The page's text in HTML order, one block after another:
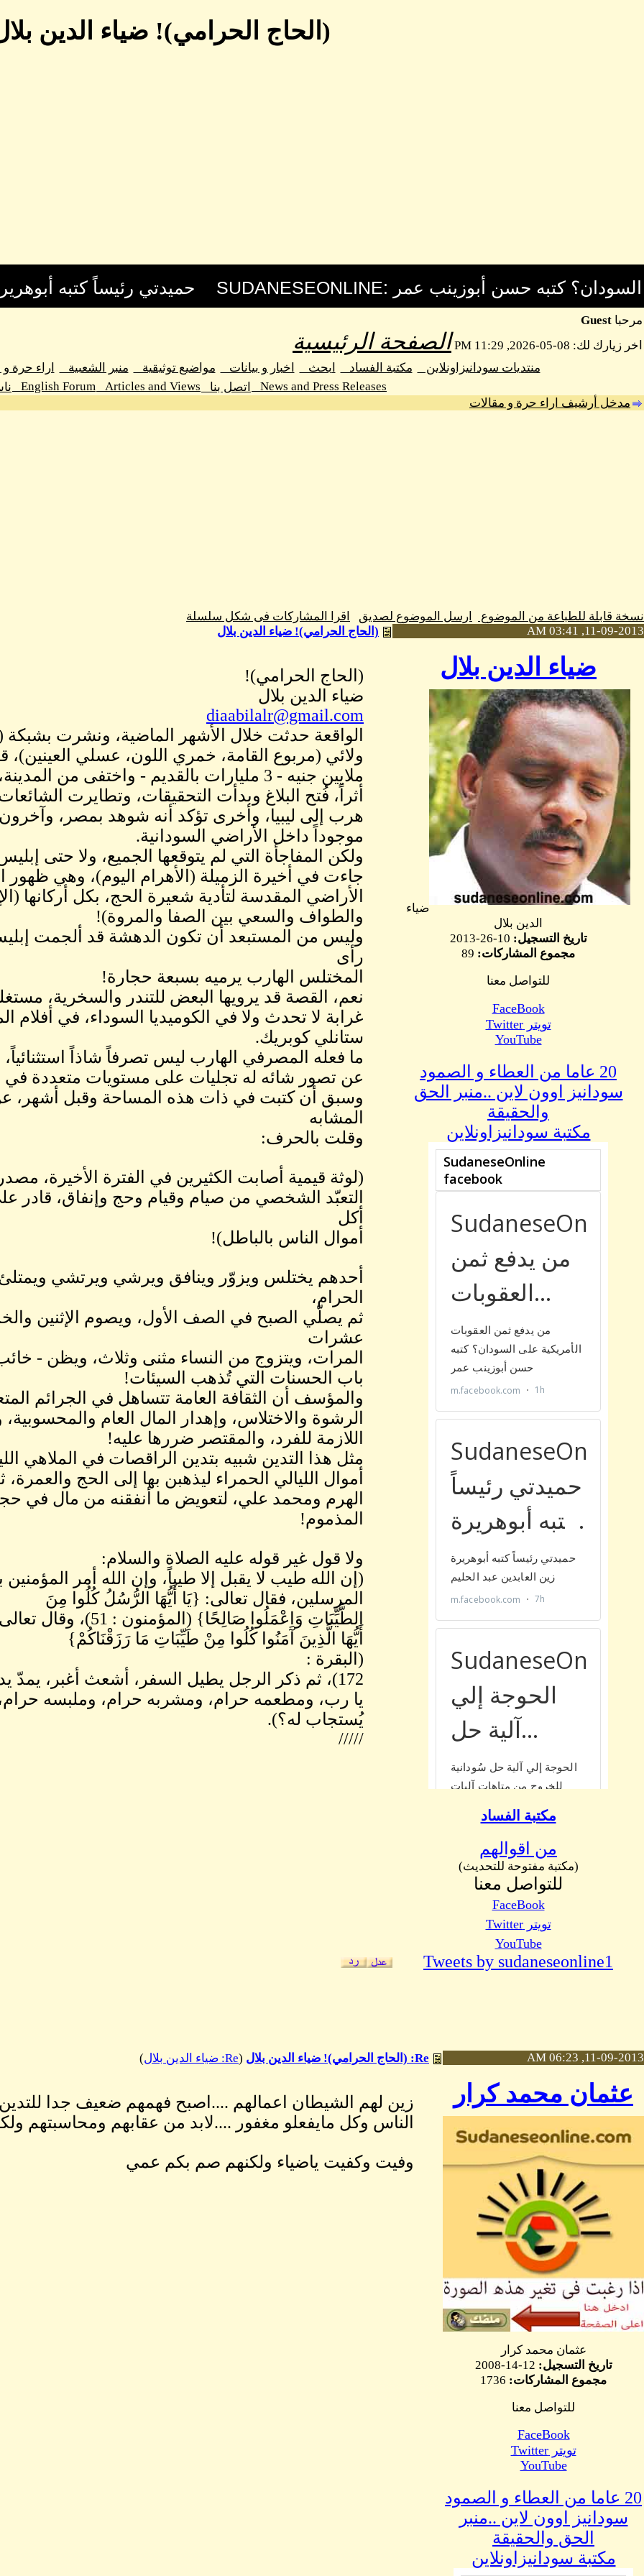
(الحاج الحرامي)! ضياء الدين
مرحبا Guest
اخر زيارك لك: 08-05-2026, 11:29 PM
الصفحة الرئيسية
منتديات سودانيزاونلاين مكتبة الفساد ابحث اخبار و بيانات مواضيع توثيقية منبر الشعبية اراء حرة
News and Press Releases
اتصل بنا Articles and Views
English Forum
مدخل أرشيف اراء حرة و مقالات
نسخة قابلة للطباعة من الموضوع ارسل الموضوع لصديق اقرا المشاركات فى شكل سلسلة
11-09-2013, 03:41 AM
ضياء الدين بلال
ضياء
الدين بلال
تاريخ التسجيل:
مجموع المشاركات:
للتواصل معنا
FaceBook
تويتر Twitter
YouTube
20 عاما من العطاء و الصمود
سودانيز اوون لاين ..منبر الحق
والحقيقة
مكتبة سودانيزاونلاين
مكتبة الفساد
من اقوالهم
(مكتبة مفتوحة للتحديث)
للتواصل معنا
FaceBook
تويتر Twitter
YouTube
Tweets by sudaneseonline1
(الحاج الحرامي)! ضياء الدين بلال
(الحاج الحرامي)!
ضياء الدين بلال
diaabilalr@gmail.com
الواقعة حدثت خلال الأشهر الماضية، ونشرت
ولائي (مربوع القامة، خمري اللون، عسلي العينين)،
ملايين جنيه - 3 مليارات بالقديم - واختفى من المدينة، دون أن يترك
أثراً، فُتح البلاغ وبدأت التحقيقات، وتطايرت
هرب إلى ليبيا، وأخرى تؤكد أنه شوهد بمصر،
موجوداً داخل الأراضي السودانية.
ولكن المفاجأة التي لم يتوقعها الجميع، ولا حتى
جاءت في أخيرة الزميلة (الأهرام اليوم)، وهي
الأراضي المقدسة لتأدية شعيرة الحج، بكل أركانها
والطواف والسعي بين الصفا والمروة)!
وليس من المستبعد أن تكون الدهشة قد ألجمت
رأى
المختلس الهارب يرميه بسبعة حجارة!
نعم، القصة قد يرويها البعض للتندر والسخرية،
غرابة لا تحدث ولا في الكوميديا السوداء، في أفلام
ستانلي كوبريك.
ما فعله المصرفي الهارب ليس تصرفاً شاذاً
عن تصور شائه له تجليات على مستويات متعددة في
وسبق أن كتبت في ذات هذه المساحة وقبل أشهر،
المشابه
وقلت بالحرف:
(لوثة قيمية أصابت الكثيرين في الفترة الأخيرة،
التعبّد الشخصي من صيام وقيام وحج وإنفاق،
أكل
أموال الناس بالباطل)!
أحدهم يختلس ويزوّر وينافق ويرشي ويرتشي ويمتلئ
الحرام،
ثم يصلّي الصبح في الصف الأول، ويصوم الإثنين
عشرات
المرات، ويتزوج من النساء مثنى وثلاث، ويظن -
باب الحسنات التي تُذهب السيئات!
والمؤسف أن الثقافة العامة تتساهل في الجرائم
الرشوة والاختلاس، وإهدار المال العام
اللازمة للفرد، والمقتصر ضررها عليه!
مثل هذا التدين شبيه بتدين الراقصات في الملاهي
أموال الليالي الحمراء ليذهبن بها إلى الحج
الهرم ومحمد علي، لتعويض ما أنفقنه من مال في
المذموم!
ولا قول غير قوله عليه الصلاة والسلام:
(إن الله طيب لا يقبل إلا طيباً، وإن الله أمر المؤمنين
المرسلين، فقال تعالى: {يَا أَيُّهَا الرُّسُلُ كُلُوا مِنَ
الطَّيِّبَاتِ وَاعْمَلُوا صَالِحًا} (المؤمنون : 51)، وقال تعالى: {يَا
أَيُّهَا الَّذِينَ آَمَنُوا كُلُوا مِنْ طَيِّبَاتِ مَا رَزَقْنَاكُمْ}
(البقرة :
172)، ثم ذكر الرجل يطيل السفر، أشعث أغبر، يمدّ يديه إلى السماء: يا رب
يا رب، ومطعمه حرام، ومشربه حرام، وملبسه
يُستجاب له؟).
/////
11-09-2013, 06:23 AM
عثمان محمد كرار
عثمان محمد كرار
تاريخ التسجيل:
مجموع المشاركات:
للتواصل معنا
FaceBook
تويتر Twitter
YouTube
20 عاما من العطاء و الصمود
سودانيز اوون لاين ..منبر
الحق والحقيقة
مكتبة سودانيزاونلاين
Re: (الحاج الحرامي)! ضياء الدين بلال (Re: ضياء الدين بلال )
زين لهم الشيطان اعمالهم ....اصبح فهمهم ضعيف جدا
الناس وكل مايفعلو مغفور ....لابد من عقابهم ومحاسبتهم
وفيت وكفيت ياضياء ولكنهم صم بكم عمي